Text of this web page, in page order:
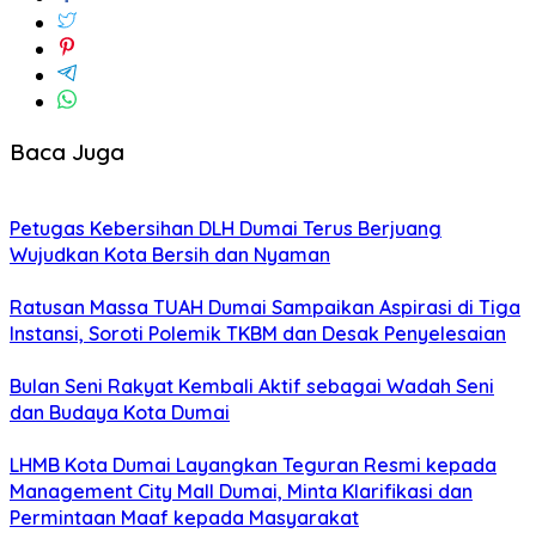
Baca Juga
Petugas Kebersihan DLH Dumai Terus Berjuang
Wujudkan Kota Bersih dan Nyaman
Ratusan Massa TUAH Dumai Sampaikan Aspirasi di Tiga
Instansi, Soroti Polemik TKBM dan Desak Penyelesaian
Bulan Seni Rakyat Kembali Aktif sebagai Wadah Seni
dan Budaya Kota Dumai
LHMB Kota Dumai Layangkan Teguran Resmi kepada
Management City Mall Dumai, Minta Klarifikasi dan
Permintaan Maaf kepada Masyarakat